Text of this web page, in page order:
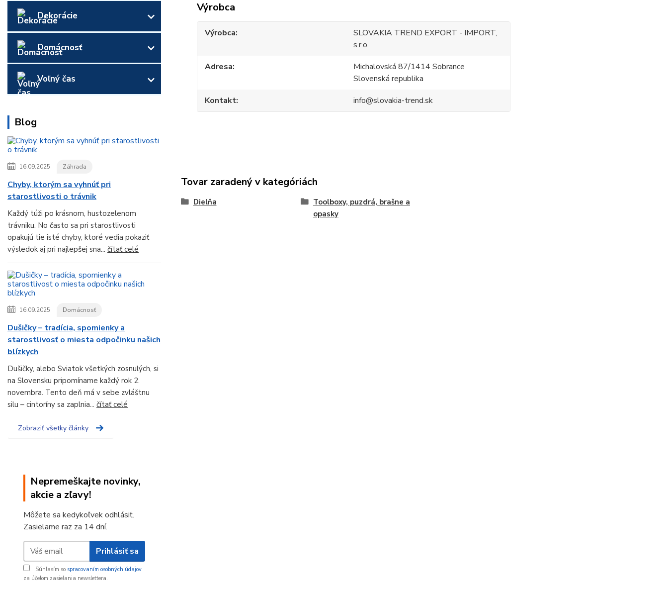
Dekorácie
Domácnosť
Voľný čas
Blog
16.09.2025 Záhrada
Chyby, ktorým sa vyhnúť pri
starostlivosti o trávnik
Každý túži po krásnom, hustozelenom
trávniku. No často sa pri starostlivosti
opakujú tie isté chyby, ktoré vedia pokaziť
výsledok aj pri najlepšej sna... čítať celé
16.09.2025 Domácnosť
Dušičky – tradícia, spomienky a
starostlivosť o miesta odpočinku našich
blízkych
Dušičky, alebo Sviatok všetkých zosnulých, si
na Slovensku pripomíname každý rok 2.
novembra. Tento deň má v sebe zvláštnu
silu – cintoríny sa zaplnia... čítať celé
Zobraziť všetky články
Nepremeškajte novinky,
akcie a zľavy!
Môžete sa kedykoľvek odhlásiť.
Zasielame raz za 14 dní.
Prihlásiť sa
Súhlasím so spracovaním osobných údajov
za účelom zasielania newslettera.
Výrobca
Výrobca
SLOVAKIA TREND EXPORT - IMPORT,
s.r.o.
Adresa
Michalovská 87/1414 Sobrance
Slovenská republika
Kontakt
info@slovakia-trend.sk
Tovar zaradený v kategóriách
Dielňa
Toolboxy, puzdrá, brašne a
opasky